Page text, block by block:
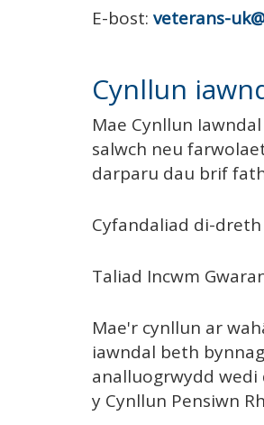
E-bost: veterans-
Cynllun
Mae Cynllun
salwch neu
darparu dau brif
Cyfandaliad di-
Taliad Incwm
Mae'r cynllun ar
iawndal beth
analluogrwydd wedi
y Cynllun Pensiwn